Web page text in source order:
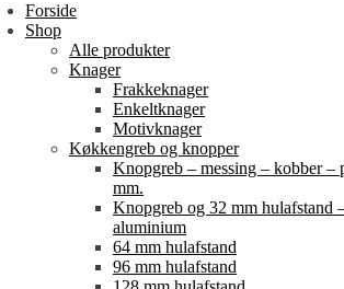
Forside
Shop
Alle produkter
Knager
Frakkeknager
Enkeltknager
Motivknager
Køkkengreb og knopper
Knopgreb – messing – kobber –
mm.
Knopgreb og 32 mm hulafstand
aluminium
64 mm hulafstand
96 mm hulafstand